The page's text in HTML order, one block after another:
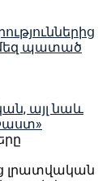
մեզ պատած
այլ նաև
լրատվական